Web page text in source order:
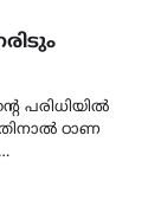
പരിധിയിൽ
ഠാണ